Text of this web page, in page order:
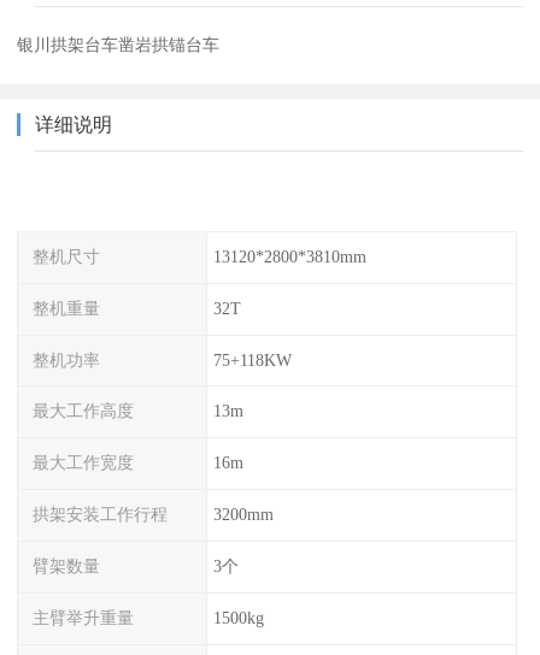
银川拱架台车凿岩拱锚台车
详细说明
整机尺寸 13120*2800*3810mm
整机重量 32T
整机功率 75+118KW
最大工作高度 13m
最大工作宽度 16m
拱架安装工作行程 3200mm
臂架数量 3个
主臂举升重量 1500kg